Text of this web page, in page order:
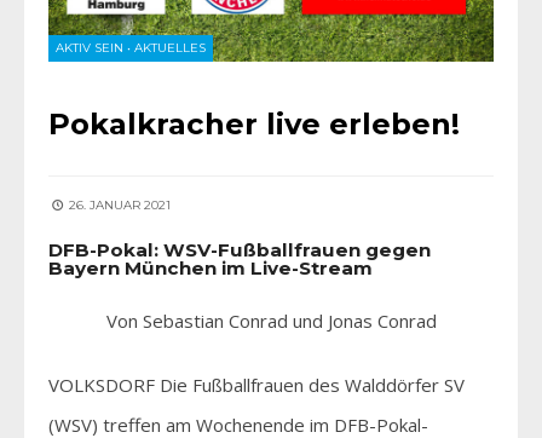
AKTIV SEIN • AKTUELLES
Pokalkracher live erleben!
26. JANUAR 2021
DFB-Pokal: WSV-Fußballfrauen gegen
Bayern München im Live-Stream
Von Sebastian Conrad und Jonas Conrad
VOLKSDORF Die Fußballfrauen des Walddörfer SV
(WSV) treffen am Wochenende im DFB-Pokal-